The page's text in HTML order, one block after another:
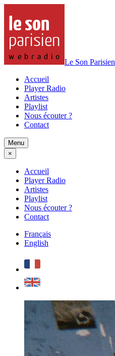
Le Son Parisien
Accueil
Player Radio
Artistes
Playlist
Nous écouter ?
Contact
Menu
×
Accueil
Player Radio
Artistes
Playlist
Nous écouter ?
Contact
Français
English